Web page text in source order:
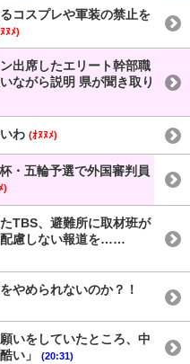
コスプレや軍装の禁止を
ﾇﾒ)
出席したエリート幹部職
ながら説明 県が聞き取り
わ (ｵﾇﾇﾒ)
・五輪予選で外国審判員
)
TBS、避難所に取材班が
配慮しない報道を……
やめられないのか？！
いをしていたところ、中
い」
(20:31)